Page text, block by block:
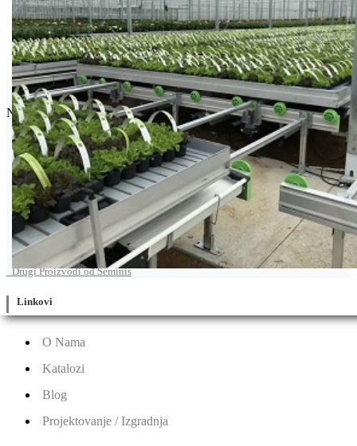
Seminis
Najpoznatija semenska kuća povrća na svetu.
Drugi Proizvodi od Seminis
Linkovi
O Nama
Katalozi
Blog
Projektovanje / Izgradnja